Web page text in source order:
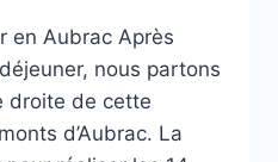
en Aubrac Après
nous partons
droite de cette
d’Aubrac. La